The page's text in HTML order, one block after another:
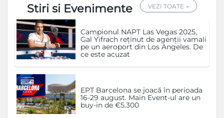
Stiri si Evenimente VEZI TOATE →
Campionul NAPT Las Vegas 2025,
Gal Yifrach reținut de agenții vamali
pe un aeroport din Los Angeles. De
ce este acuzat
EPT Barcelona se joacă în perioada
16-29 august. Main Event-ul are un
buy-in de €5.300